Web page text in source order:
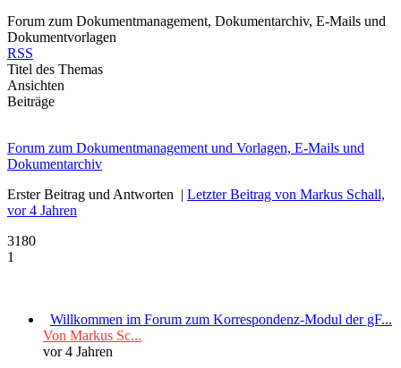
Forum zum Dokumentmanagement, Dokumentarchiv, E-Mails und
Dokumentvorlagen
RSS
Titel des Themas
Ansichten
Beiträge
Forum zum Dokumentmanagement und Vorlagen, E-Mails und
Dokumentarchiv
Erster Beitrag und Antworten | Letzter Beitrag von Markus Schall,
vor 4 Jahren
3180
1
Willkommen im Forum zum Korrespondenz-Modul der gF...
Von Markus Sc...
vor 4 Jahren